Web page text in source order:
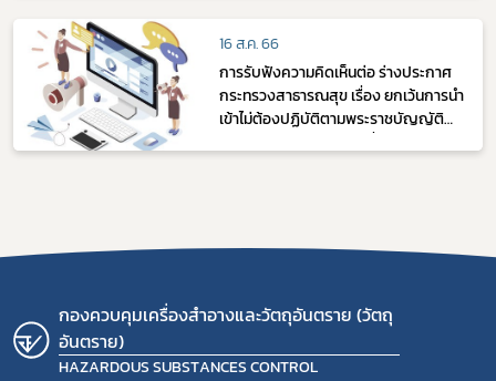
16 ส.ค. 66
การรับฟังความคิดเห็นต่อ ร่างประกาศ
กระทรวงสาธารณสุข เรื่อง ยกเว้นการนำ
เข้าไม่ต้องปฏิบัติตามพระราชบัญญัติ
กองควบคุมเครื่องสำอางและวัตถุอันตราย (วัตถุ
อันตราย)
HAZARDOUS SUBSTANCES CONTROL